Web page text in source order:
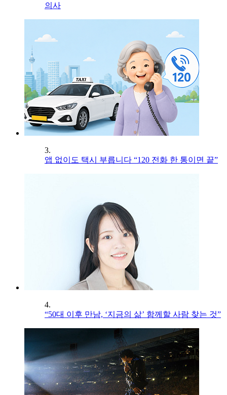
의사
3.
앱 없이도 택시 부릅니다 “120 전화 한 통이면 끝”
4.
“50대 이후 만남, ‘지금의 삶’ 함께할 사람 찾는 것”